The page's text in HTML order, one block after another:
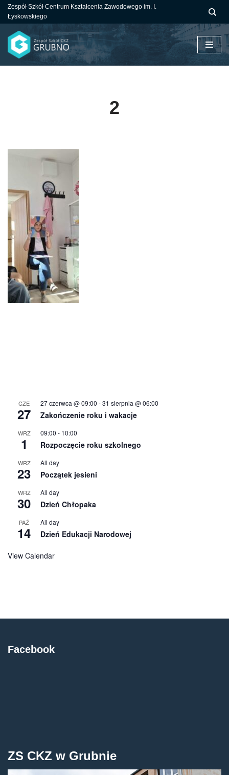
do
treści
Zespół Szkół Centrum Kształcenia Zawodowego im. I.
Łyskowskiego
2
CZE
27
27 czerwca @ 09:00 -31 sierpnia @ 06:00
Zakończenie roku i wakacje
WRZ
1
09:00 - 10:00
Rozpoczęcie roku szkolnego
WRZ
23
All day
Początek jesieni
WRZ
30
All day
Dzień Chłopaka
PAŹ
14
All day
Dzień Edukacji Narodowej
View Calendar
Facebook
ZS CKZ w Grubnie